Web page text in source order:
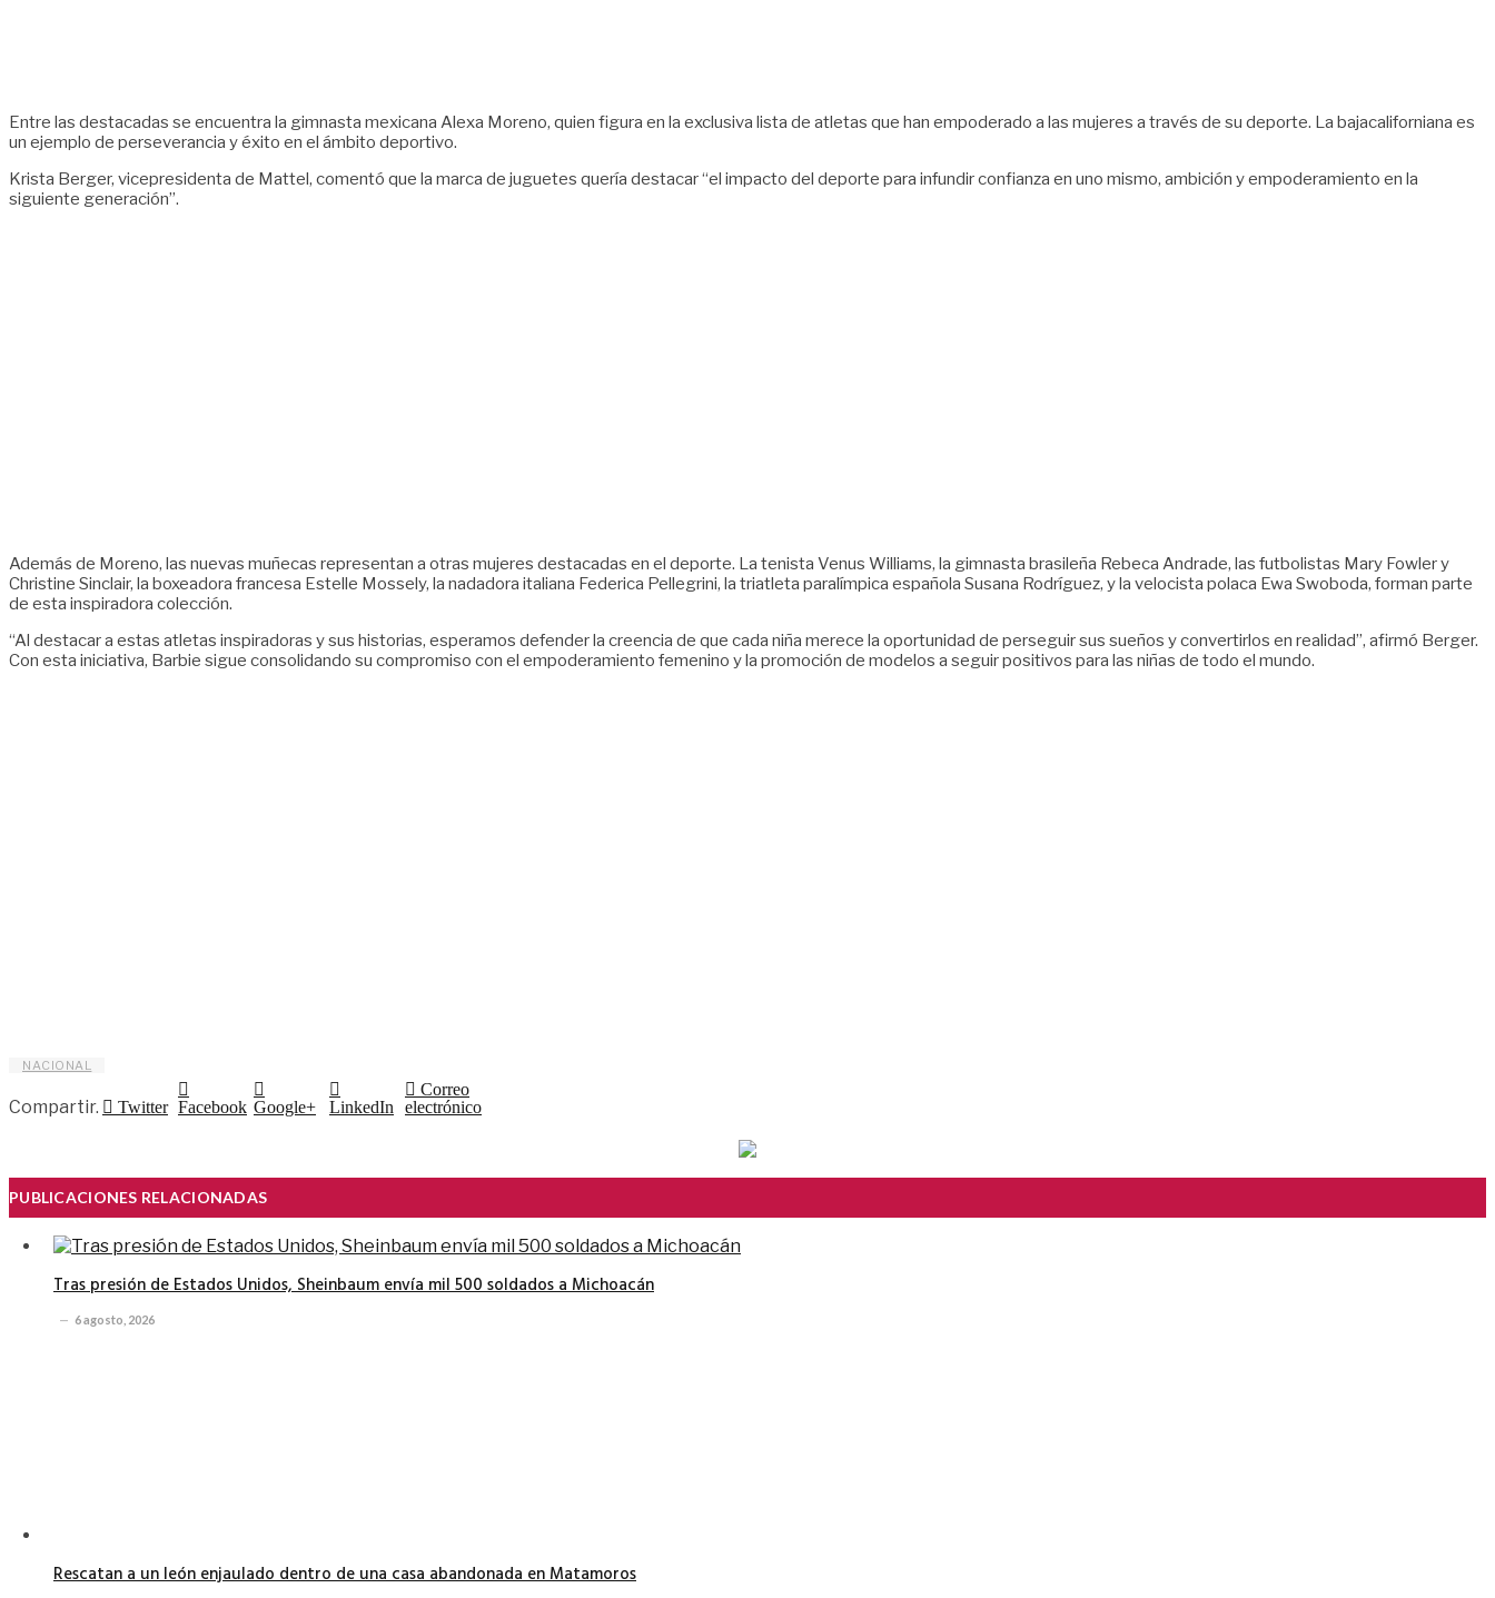
Entre las destacadas se encuentra la gimnasta mexicana Alexa Moreno, quien figura en la exclusiva lista de atletas que han empoderado a las mujeres a través de su deporte. La bajacaliforniana es
un ejemplo de perseverancia y éxito en el ámbito deportivo.
Krista Berger, vicepresidenta de Mattel, comentó que la marca de juguetes quería destacar “el impacto del deporte para infundir confianza en uno mismo, ambición y empoderamiento en la
siguiente generación”.
Además de Moreno, las nuevas muñecas representan a otras mujeres destacadas en el deporte. La tenista Venus Williams, la gimnasta brasileña Rebeca Andrade, las futbolistas Mary Fowler y
Christine Sinclair, la boxeadora francesa Estelle Mossely, la nadadora italiana Federica Pellegrini, la triatleta paralímpica española Susana Rodríguez, y la velocista polaca Ewa Swoboda, forman parte
de esta inspiradora colección.
“Al destacar a estas atletas inspiradoras y sus historias, esperamos defender la creencia de que cada niña merece la oportunidad de perseguir sus sueños y convertirlos en realidad”, afirmó Berger.
Con esta iniciativa, Barbie sigue consolidando su compromiso con el empoderamiento femenino y la promoción de modelos a seguir positivos para las niñas de todo el mundo.
NACIONAL
Compartir. Twitter Facebook Google+ LinkedIn
Correo
electrónico
PUBLICACIONES RELACIONADAS
Tras presión de Estados Unidos, Sheinbaum envía mil 500 soldados a Michoacán
6 agosto, 2026
Rescatan a un león enjaulado dentro de una casa abandonada en Matamoros